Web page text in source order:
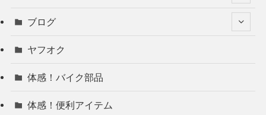
ブログ
ヤフオク
体感！バイク部品
体感！便利アイテム